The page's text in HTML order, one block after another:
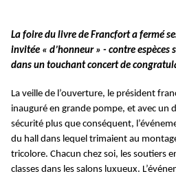
La foire du livre de Francfort a fermé
invitée « d’honneur » - contre espèces
dans un touchant concert de
La veille de l’ouverture, le président
inauguré en grande pompe, et avec un
sécurité plus que conséquent,
du hall dans lequel trimaient au
tricolore. Chacun chez soi, les soutiers
classes dans les salons luxueux.